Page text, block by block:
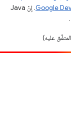
. إنّ Java